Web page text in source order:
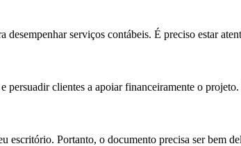
serviços contábeis. É preciso estar
clientes a apoiar financeiramente o
Portanto, o documento precisa ser bem